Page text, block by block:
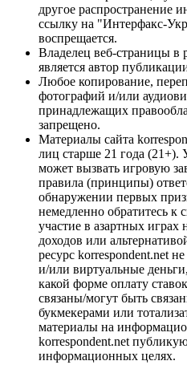
другое распространение
ссылку на "Интерфакс-
воспрещается.
Владелец веб-страницы в
является автор
Любое копирование,
фотографий и/или
принадлежащих
запрещено.
Материалы сайта
лиц старше 21 года (21+).
может вызвать игровую
правила (принципы)
обнаружении первых
немедленно обратитесь к
участие в азартных играх
доходов или
ресурс korrespondent.net
и/или виртуальные
какой форме оплату
связаны/могут быть
букмекерами или
материалы на
korrespondent.net
информационных целях.